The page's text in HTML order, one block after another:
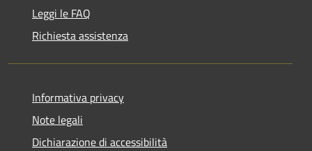
Leggi le FAQ
Richiesta assistenza
Informativa privacy
Note legali
Dichiarazione di accessibilità